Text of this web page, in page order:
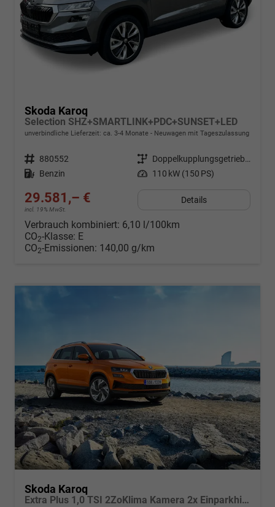
Skoda Karoq
Selection SHZ+SMARTLINK+PDC+SUNSET+LED
unverbindliche Lieferzeit: ca. 3-4 Monate Neuwagen mit Tageszulassung
Fahrzeugnr. 880552 Getriebe
Doppelkupplungsgetriebe (DSG)
Kraftstoff Benzin Leistung 110 kW (150 PS)
29.581,– €
incl. 19% MwSt.
Details
Verbrauch kombiniert: 6,10 l/100km
CO2-Klasse: E
CO2-Emissionen: 140,00 g/km
Skoda Karoq
Extra Plus 1,0 TSI 2ZoKlima Kamera 2x Einparkhilfe Alu Felgen 5J Garantie Sitzheizung Matrix el Heckklappe ACC